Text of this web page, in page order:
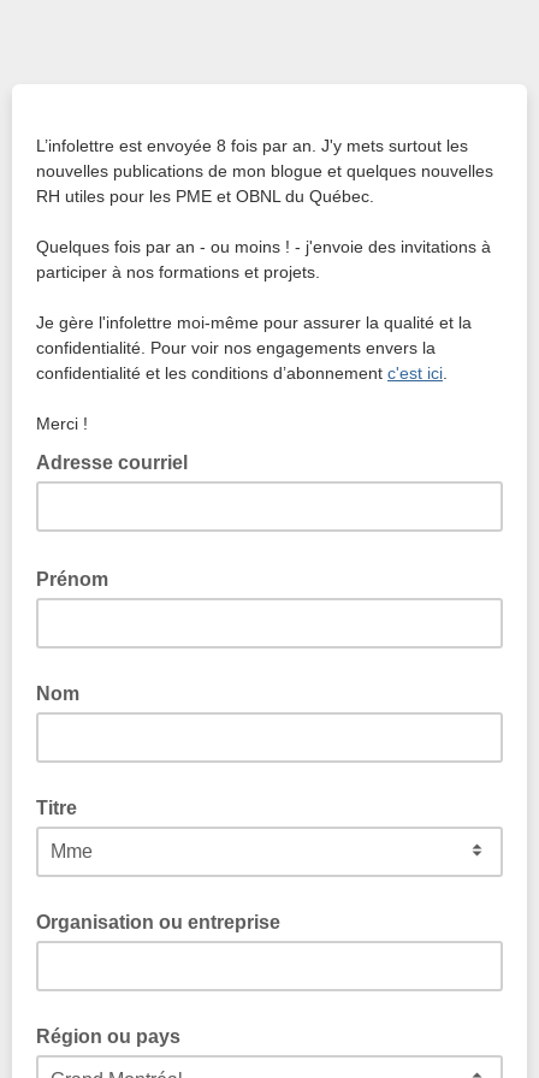
L’infolettre est envoyée 8 fois par an. J'y mets surtout les
nouvelles publications de mon blogue et quelques nouvelles
RH utiles pour les PME et OBNL du Québec.
Quelques fois par an - ou moins ! - j'envoie des invitations à
participer à nos formations et projets.
Je gère l'infolettre moi-même pour assurer la qualité et la
confidentialité. Pour voir nos engagements envers la
confidentialité et les conditions d’abonnement c'est ici
Merci !
Adresse courriel
Prénom
Nom
Titre
Organisation ou entreprise
Région ou pays